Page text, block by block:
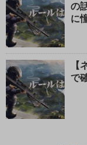
の
に
【
で